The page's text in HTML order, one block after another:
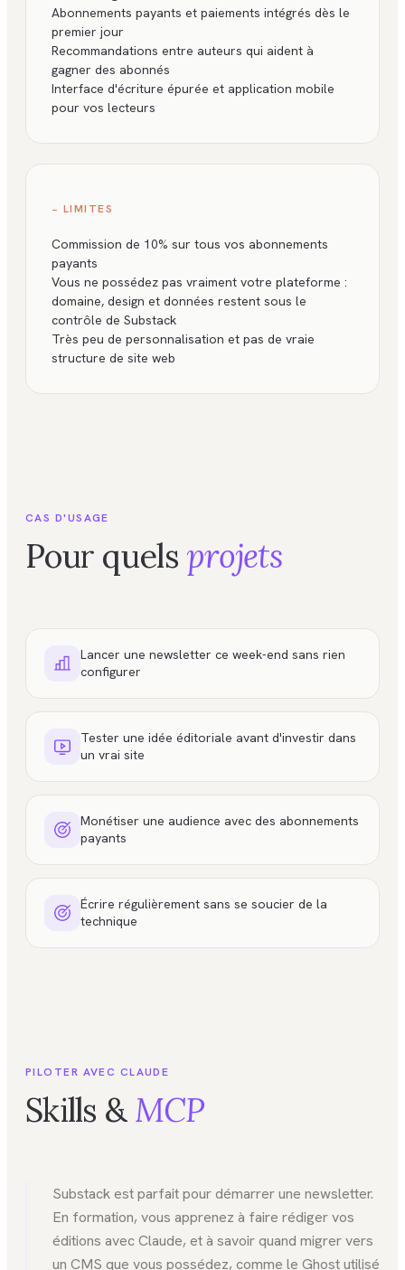
Abonnements payants et paiements intégrés dès le
premier jour
Recommandations entre auteurs qui aident à
gagner des abonnés
Interface d'écriture épurée et application mobile
pour vos lecteurs
− LIMITES
Commission de 10% sur tous vos abonnements
payants
Vous ne possédez pas vraiment votre plateforme :
domaine, design et données restent sous le
contrôle de Substack
Très peu de personnalisation et pas de vraie
structure de site web
CAS D'USAGE
Pour quelsprojets
Lancer une newsletter ce week-end sans rien
configurer
Tester une idée éditoriale avant d'investir dans
un vrai site
Monétiser une audience avec des abonnements
payants
Écrire régulièrement sans se soucier de la
technique
PILOTER AVEC CLAUDE
Skills &MCP
Substack est parfait pour démarrer une newsletter.
En formation, vous apprenez à faire rédiger vos
éditions avec Claude, et à savoir quand migrer vers
un CMS que vous possédez, comme le Ghost utilisé